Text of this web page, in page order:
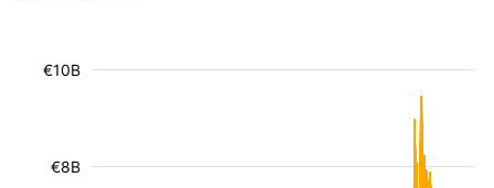
€8B
€10B